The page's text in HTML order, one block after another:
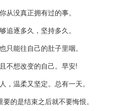
从没真正拥有过的事。
追逐多久，坚持多久。
只能往自己的肚子里咽。
不想改变的自己。早安!
，温柔又坚定。总有一天。
的是结束之后就不要悔恨。